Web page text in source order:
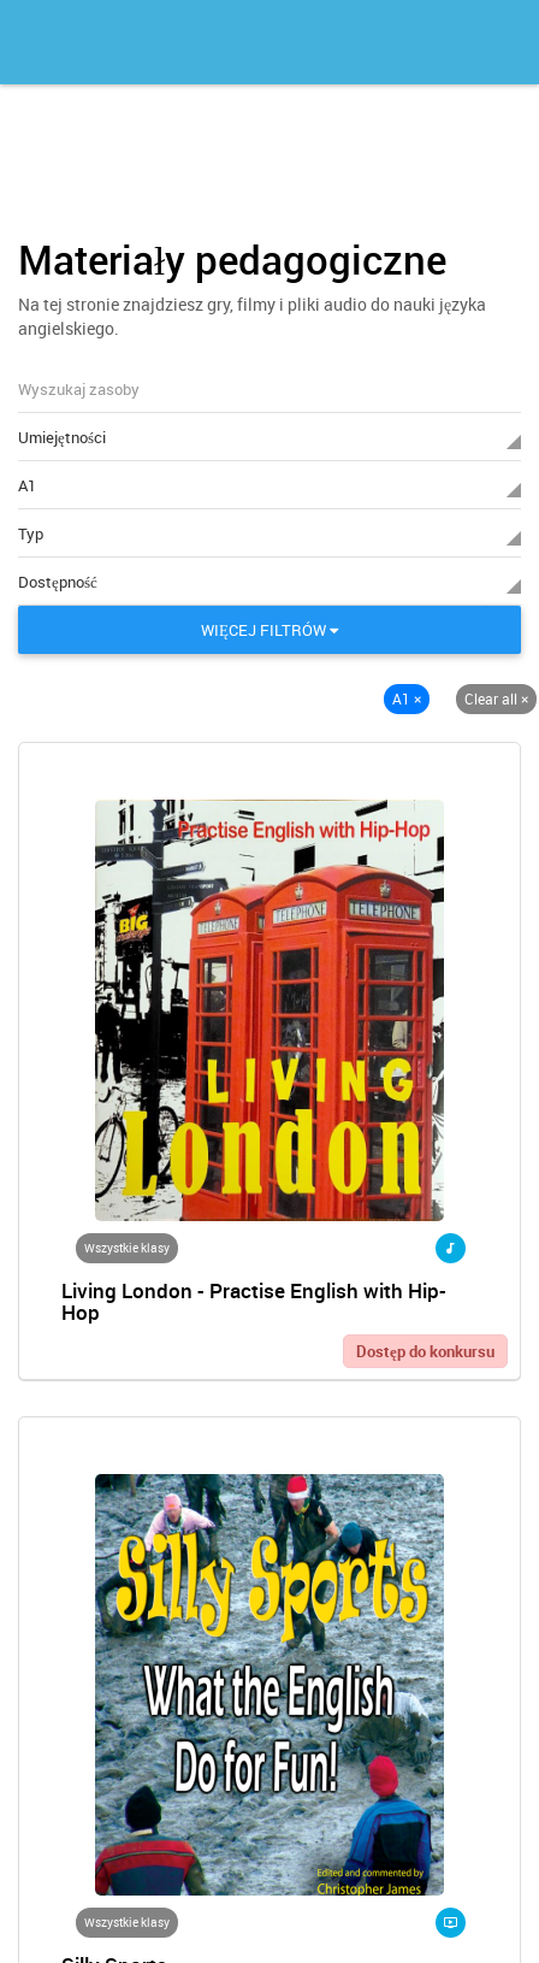
Materiały pedagogiczne
Na tej stronie znajdziesz gry, filmy i pliki audio do nauki języka
angielskiego.
Umiejętności
A1
Typ
Dostępność
WIĘCEJ FILTRÓW
A1 × Clear all ×
Wszystkie klasy
Living London - Practise English with Hip-
Hop
Dostęp do konkursu
Wszystkie klasy